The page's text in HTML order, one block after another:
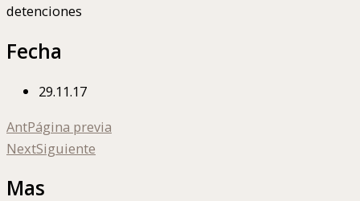
detenciones
Fecha
29.11.17
AntPágina previa
NextSiguiente
Mas